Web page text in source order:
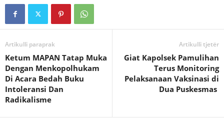
Artikulli paraprak
Ketum MAPAN Tatap Muka
Dengan Menkopolhukam
Di Acara Bedah Buku
Intoleransi Dan
Radikalisme
Artikulli tjetër
Giat Kapolsek Pamulihan
Terus Monitoring
Pelaksanaan Vaksinasi di
Dua Puskesmas